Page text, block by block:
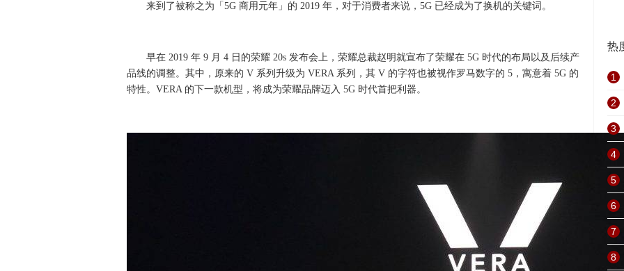
来到了被称之为「5G 商用元年」的 2019 年，对于消费者来说，5G 已经成为了换机的关键词。
早在 2019 年 9 月 4 日的荣耀 20s 发布会上，荣耀总裁赵明就宣布了荣耀在 5G 时代的布局以及后续产
品线的调整。其中，原来的 V 系列升级为 VERA 系列，其 V 的字符也被视作罗马数字的 5，寓意着 5G 的
特性。VERA 的下一款机型，将成为荣耀品牌迈入 5G 时代首把利器。
热
1
2
3
4
5
6
7
8